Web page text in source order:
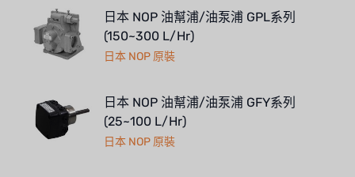
日本 NOP 油幫浦/油泵浦 GPL系列
(150~300 L/Hr)
日本 NOP 原裝
日本 NOP 油幫浦/油泵浦 GFY系列
(25~100 L/Hr)
日本 NOP 原裝